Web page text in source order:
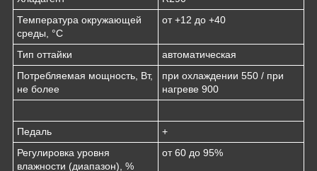
Температура окружающей
среды, °С
от +12 до +40
Тип оттайки
автоматическая
Потребляемая мощность, Вт,
не более
при охлаждении 550 / при
нагреве 900
Педаль
+
Регулировка уровня
влажности (диапазон), %
от 60 до 95%